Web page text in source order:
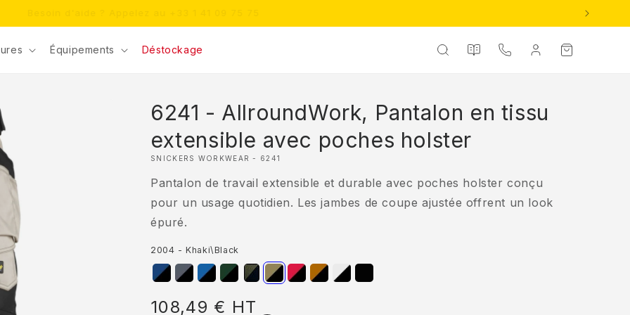
Équipements Déstockage
catalogues
ContactConnexionPanier
6241 - AllroundWork, Pantalon en tissu
extensible avec poches holster
SNICKERS WORKWEAR - 6241
Pantalon de travail extensible et durable avec poches holster conçu
pour un usage quotidien. Les jambes de coupe ajustée offrent un look
épuré.
2004 - Khaki\Black
Prix
108,49 € HT